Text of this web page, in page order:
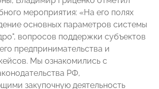
мероприятия: «На его полях
основных параметров системы
вопросов поддержки субъектов
предпринимательства и
Мы ознакомились с
РФ,
закупочную деятельность